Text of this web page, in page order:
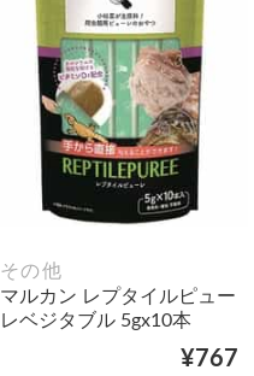
その他
マルカン レプタイルピュー
レベジタブル 5gx10本
¥767